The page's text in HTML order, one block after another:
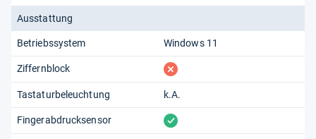
Ausstattung
Betriebssystem Windows 11
Ziffernblock fehlt
Tastaturbeleuchtung k.A.
Fingerabdrucksensor vorhanden